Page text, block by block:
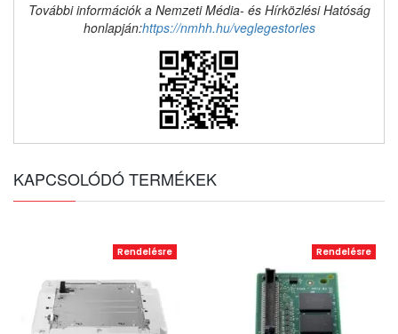
További információk a Nemzeti Média- és Hírközlési Hatóság
honlapján:https://nmhh.hu/veglegestorles
KAPCSOLÓDÓ TERMÉKEK
Rendelésre Rendelésre